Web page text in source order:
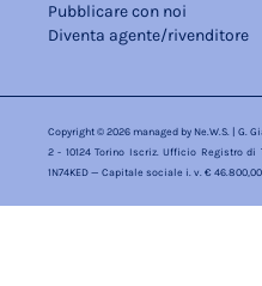
Pubblicare con noi
Diventa agente/rivenditore
Copyright © 2026 managed by Ne.W.S. | G.
2 - 10124 Torino Iscriz. Ufficio Registro di
1N74KED — Capitale sociale i. v. € 46.800,00